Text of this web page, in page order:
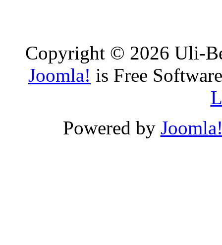
Copyright © 2026 Uli-
Joomla! is Free
Powered by